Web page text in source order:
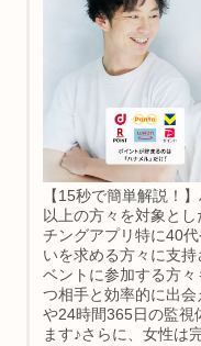
【15秒で簡単解説！
以上の方々を対象と
チングアプリ特に40
いを求める方々に支
ベントに参加する方
つ相手と効率的に出
や24時間365日の監視
ます♪さらに、女性は